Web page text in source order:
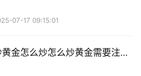
，选择合适的交易品种。
巧。投资者可以通过恒信贵金属
技术分析工具等，来提高自己的
07-17 09:15:01
黄金怎么炒怎么炒黄金需要注意